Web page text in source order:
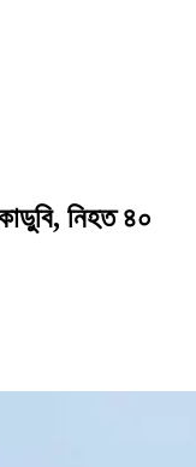
নিহত ৪০